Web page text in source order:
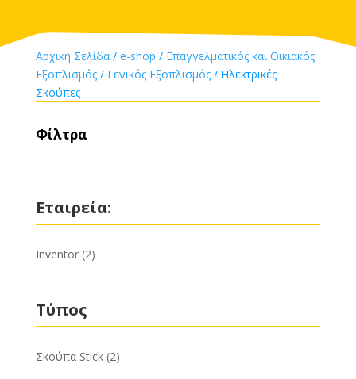
Αρχική Σελίδα/ e-shop / Επαγγελματικός και Οικιακός
Εξοπλισμός/ Γενικός Εξοπλισμός/ Ηλεκτρικές
Σκούπες
Φίλτρα
Εταιρεία:
Inventor (2)
Τύπος
Σκούπα Stick (2)